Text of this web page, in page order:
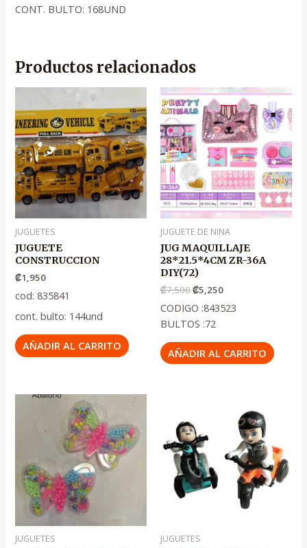
CONT. BULTO: 168UND
Productos relacionados
JUGUETES
JUGUETE
CONSTRUCCION
₡1,950
cod: 835841
cont. bulto: 144und
AÑADIR AL CARRITO
JUGUETE DE NINA
JUG MAQUILLAJE
28*21.5*4CM ZR-36A
DIY(72)
₡7,500
El
precio
original
era:
.
₡7,500
₡5,250
El
precio
actual
es:
.
₡5,250
CODIGO :843523
BULTOS :72
AÑADIR AL CARRITO
JUGUETES JUGUETES